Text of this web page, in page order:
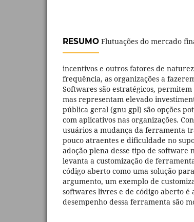
RESUMO Flutuações do mercado
incentivos e outros fatores de
frequência, as organizações a
Softwares são estratégicos,
mas representam elevado
pública geral (gnu gpl) são opções
com aplicativos nas organizações.
usuários a mudança da ferramenta
pouco atraentes e dificuldade no
adoção plena desse tipo de software
levanta a customização de
código aberto como uma solução
argumento, um exemplo de
softwares livres e de código aberto é
desempenho dessa ferramenta são